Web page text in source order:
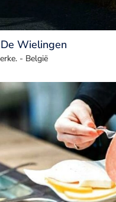
Wielingen
- België